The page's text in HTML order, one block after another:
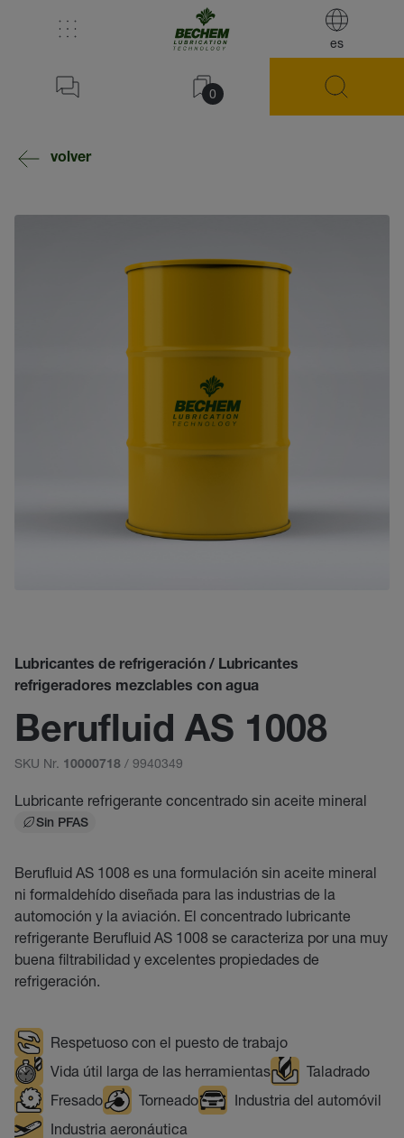
es
0
volver
Lubricantes de refrigeración / Lubricantes
refrigeradores mezclables con agua
Berufluid AS 1008
SKU Nr. 10000718 / 9940349
Lubricante refrigerante concentrado sin aceite mineral
Sin PFAS
Berufluid AS 1008 es una formulación sin aceite mineral
ni formaldehído diseñada para las industrias de la
automoción y la aviación. El concentrado lubricante
refrigerante Berufluid AS 1008 se caracteriza por una muy
buena filtrabilidad y excelentes propiedades de
refrigeración.
Respetuoso con el puesto de trabajo
Vida útil larga de las herramientas
Taladrado
Fresado
Torneado
Industria del automóvil
Industria aeronáutica